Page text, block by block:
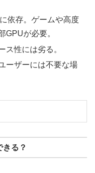
依存。ゲームや高度
GPUが必要。
ス性には劣る。
ーザーには不要な場
きる？